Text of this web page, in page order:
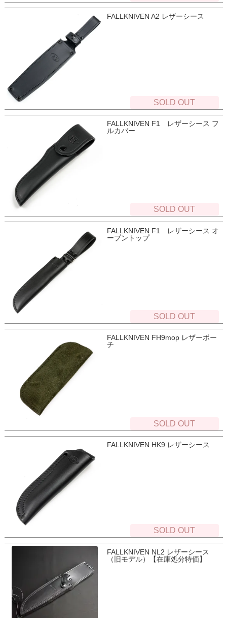
FALLKNIVEN A2 レザーシース
SOLD OUT
FALLKNIVEN F1 レザーシース フ
ルカバー
SOLD OUT
FALLKNIVEN F1 レザーシース オ
ープントップ
SOLD OUT
FALLKNIVEN FH9mop レザーポー
チ
SOLD OUT
FALLKNIVEN HK9 レザーシース
SOLD OUT
FALLKNIVEN NL2 レザーシース
（旧モデル）【在庫処分特価】